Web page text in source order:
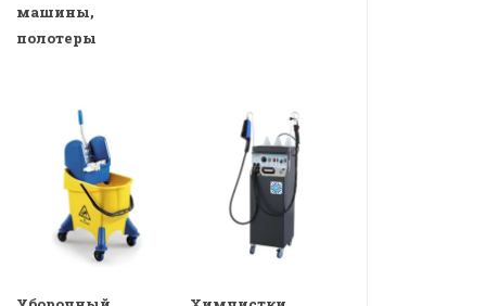
машины,
полотеры